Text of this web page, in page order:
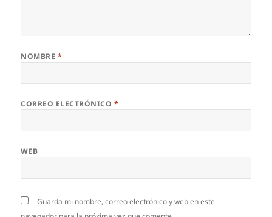
NOMBRE *
CORREO ELECTRÓNICO *
WEB
Guarda mi nombre, correo electrónico y web en este